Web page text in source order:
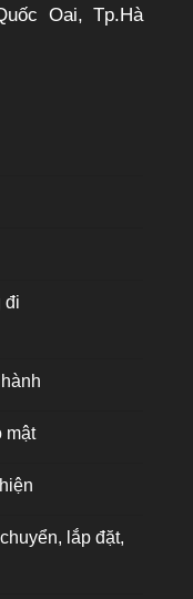
Oai, Tp.Hà
đi
mật
lắp đặt,